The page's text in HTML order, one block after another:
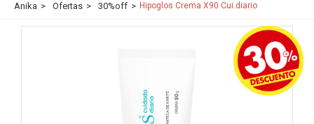
Anika Ofertas 30%off Hipoglos Crema X90 Cui.diario